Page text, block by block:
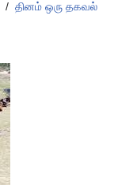
தினம் ஒரு தகவல்